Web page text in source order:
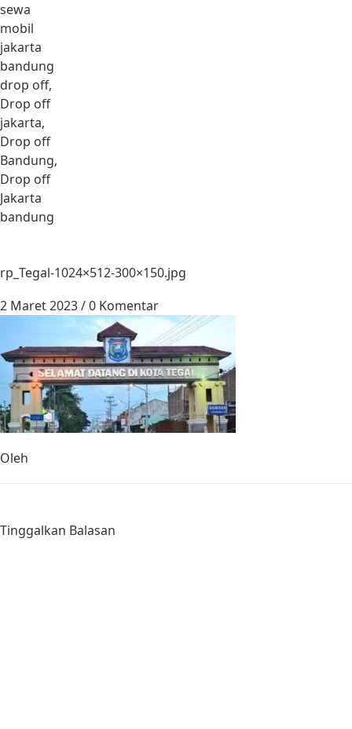
sewa
mobil
jakarta
bandung
drop off,
Drop off
jakarta,
Drop off
Bandung,
Drop off
Jakarta
bandung
rp_Tegal-1024×512-300×150.jpg
2 Maret 2023/0 Komentar
Oleh
Tinggalkan Balasan